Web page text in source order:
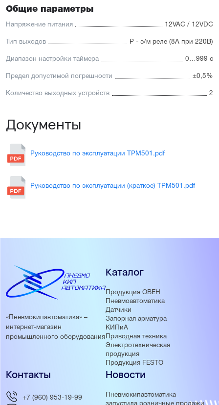
Общие параметры
Напряжение питания 12VAC / 12VDC
Тип выходов Р - э/м реле (8А при 220В)
Диапазон настройки таймера 0…999 с
Предел допустимой погрешности ±0,5%
Количество выходных устройств 2
Документы
Руководство по эксплуатации ТРМ501.pdf
Руководство по эксплуатации (краткое) ТРМ501.pdf
«Пневмокипавтоматика» –
интернет-магазин
промышленного оборудования
Каталог
Продукция ОВЕН
Пневмоавтоматика
Датчики
Запорная арматура
КИПиА
Приводная техника
Электротехническая
продукция
Продукция FESTO
Новости
Пневмокипавтоматика
Контакты
+7 (960) 953-19-99